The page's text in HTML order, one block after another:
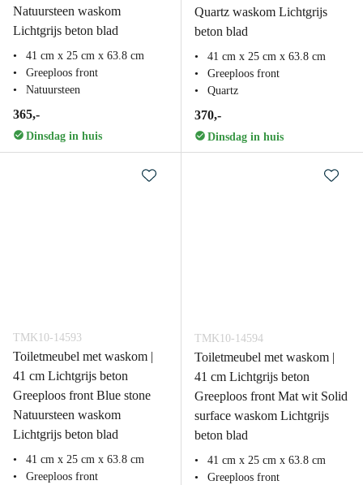
Natuursteen waskom
Lichtgrijs beton blad
41 cm x 25 cm x 63.8 cm
Greeploos front
Natuursteen
365,-
Dinsdag in huis
Quartz waskom Lichtgrijs
beton blad
41 cm x 25 cm x 63.8 cm
Greeploos front
Quartz
370,-
Dinsdag in huis
TMK10-14593
Toiletmeubel met waskom |
41 cm Lichtgrijs beton
Greeploos front Blue stone
Natuursteen waskom
Lichtgrijs beton blad
41 cm x 25 cm x 63.8 cm
Greeploos front
TMK10-14594
Toiletmeubel met waskom |
41 cm Lichtgrijs beton
Greeploos front Mat wit Solid
surface waskom Lichtgrijs
beton blad
41 cm x 25 cm x 63.8 cm
Greeploos front